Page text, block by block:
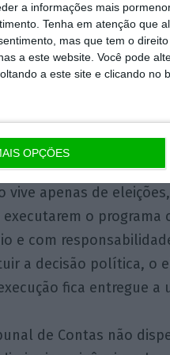
a informações mais
Tenha em atenção que
mas que tem o
a este website. Você pode
a este site e clicando no
OPÇÕES
pela presidente do
estabelecido que
ao poder político
Dito de outra
em causa a
vive apenas de
o
e com
a decisão política, o
fica entregue
de Contas não